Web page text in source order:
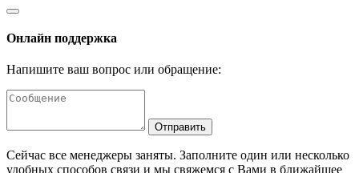
Онлайн поддержка
Напишите ваш вопрос или обращение:
Отправить
Сейчас все менеджеры заняты. Заполните один или несколько
удобных способов связи и мы свяжемся с Вами в ближайшее